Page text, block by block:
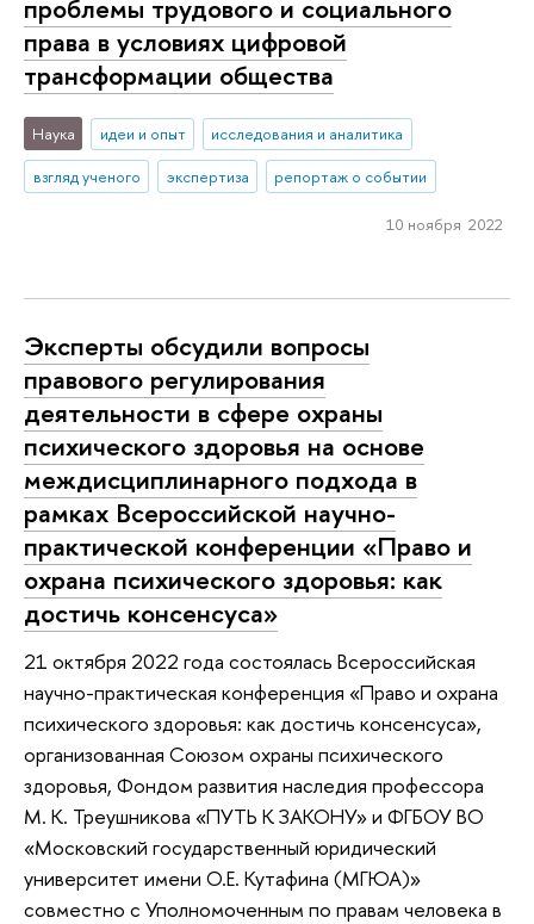
проблемы трудового и социального
права в условиях цифровой
трансформации общества
Наука идеи и опыт
исследования и аналитика
взгляд ученого
экспертиза репортаж о событии
10 ноября 2022
Эксперты обсудили вопросы
правового регулирования
деятельности в сфере охраны
психического здоровья на основе
междисциплинарного подхода в
рамках Всероссийской научно-
практической конференции «Право и
охрана психического здоровья: как
достичь консенсуса»
21 октября 2022 года состоялась Всероссийская
научно-практическая конференция «Право и охрана
психического здоровья: как достичь консенсуса»,
организованная Союзом охраны психического
здоровья, Фондом развития наследия профессора
М. К. Треушникова «ПУТЬ К ЗАКОНУ» и ФГБОУ ВО
«Московский государственный юридический
университет имени О.Е. Кутафина (МГЮА)»
совместно с Уполномоченным по правам человека в